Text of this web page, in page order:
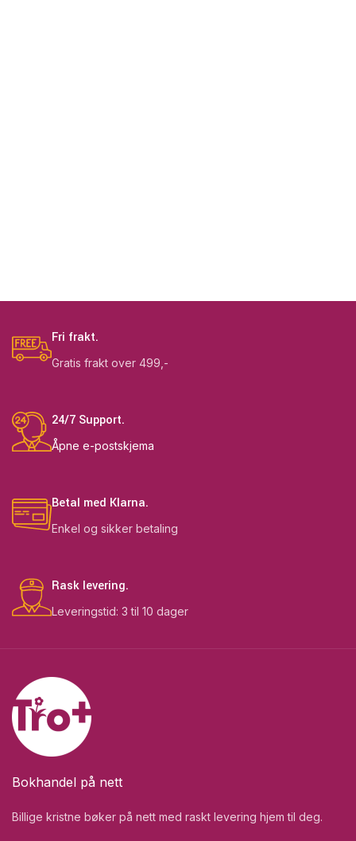
Fri frakt.
Gratis frakt over 499,-
24/7 Support.
Åpne e-postskjema
Betal med Klarna.
Enkel og sikker betaling
Rask levering.
Leveringstid: 3 til 10 dager
Bokhandel på nett
Billige kristne bøker på nett med raskt levering hjem til deg.